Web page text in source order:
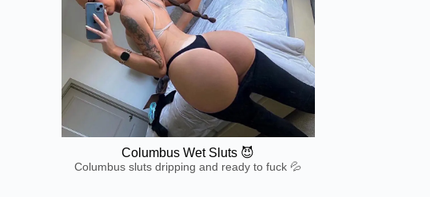
Columbus Wet Sluts 😈
Columbus sluts dripping and ready to fuck 💦